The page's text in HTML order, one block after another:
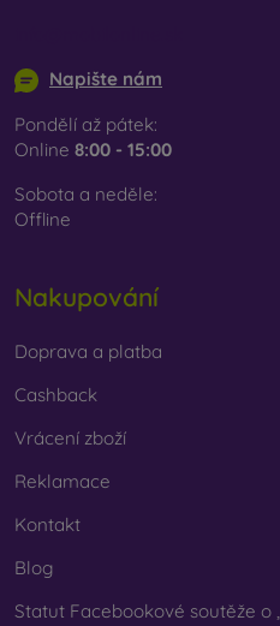
Napište nám
Pondělí až pátek:
Online 8:00 - 15:00
Sobota a neděle:
Offline
Nakupování
Doprava a platba
Cashback
Vrácení zboží
Reklamace
Kontakt
Blog
Statut Facebookové soutěže o